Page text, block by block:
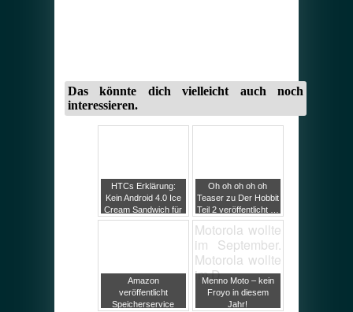
Das könnte dich vielleicht auch noch
interessieren.
HTCs Erklärung:
Kein Android 4.0 Ice
Cream Sandwich für
das HTC Desire HD
Oh oh oh oh oh
Teaser zu Der Hobbit
Teil 2 veröffentlicht …
too much information!
Amazon
veröffentlicht
Speicherservice
Motorola wollte
im September.
Motorola wollte
im D
Menno Moto – kein
Froyo in diesem
Jahr!